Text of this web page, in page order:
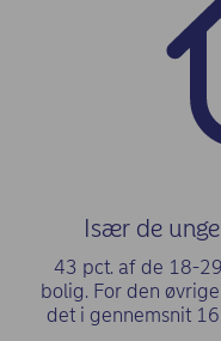
Især de
43 pct. af de 18-
bolig. For den
det i gennemsnit